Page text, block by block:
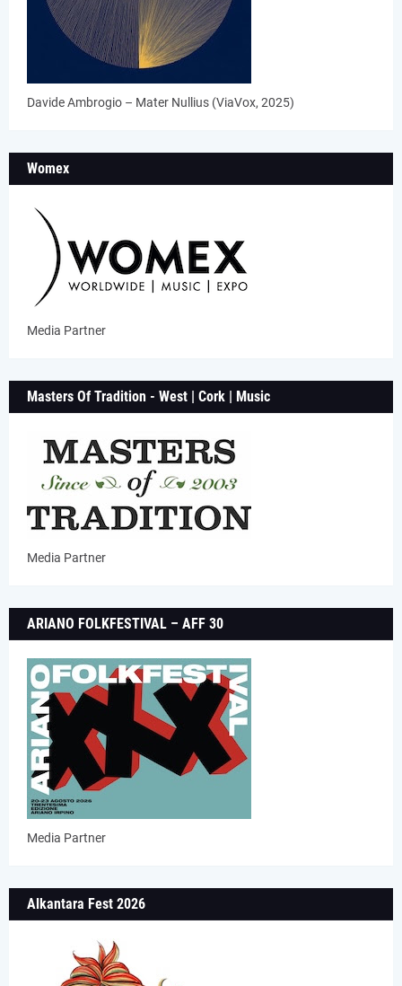
Davide Ambrogio – Mater Nullius (ViaVox, 2025)
Womex
Media Partner
Masters Of Tradition - West | Cork | Music
Media Partner
ARIANO FOLKFESTIVAL – AFF 30
Media Partner
Alkantara Fest 2026